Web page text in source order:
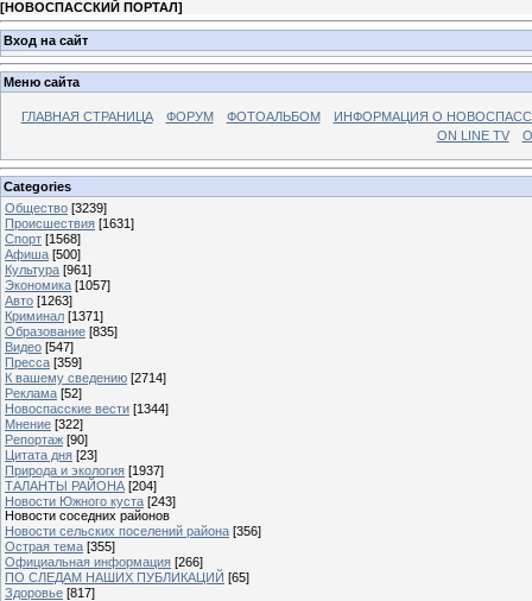
[НОВОСПАССКИЙ ПОРТАЛ]
Вход на сайт
Меню сайта
ГЛАВНАЯ СТРАНИЦА ФОРУМ ФОТОАЛЬБОМ
ИНФОРМАЦИЯ О
ON LINE TV
Categories
Общество [3239]
Происшествия [1631]
Спорт [1568]
Афиша [500]
Культура [961]
Экономика [1057]
Авто [1263]
Криминал [1371]
Образование [835]
Видео [547]
Пресса [359]
К вашему сведению [2714]
Реклама [52]
Новоспасские вести [1344]
Мнение [322]
Репортаж [90]
Цитата дня [23]
Природа и экология [1937]
ТАЛАНТЫ РАЙОНА [204]
Новости Южного куста [243]
Новости соседних районов
Новости сельских поселений района [356]
Острая тема [355]
Официальная информация [266]
ПО СЛЕДАМ НАШИХ ПУБЛИКАЦИЙ [65]
Здоровье [817]